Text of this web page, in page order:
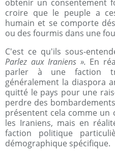
obtenir un consentement
croire que le peuple a
humain et se comporte
ou des fourmis dans une
C'est ce qu'ils sous-
Parlez aux Iraniens ». En
parler à une faction
généralement la diaspora
quitté le pays pour une
perdre des
présentent cela comme un
les Iraniens, mais en
faction politique
démographique spécifique.